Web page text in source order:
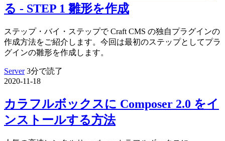
る - STEP 1 雛形を作成
ステップ・バイ・ステップで Craft CMS の独自プラグインの
作成方法をご紹介します。今回は最初のステップとしてプラ
グインの雛形を作成します。
Server 3分で読了
2020-11-18
カラフルボックスに Composer 2.0 をイ
ンストールする方法